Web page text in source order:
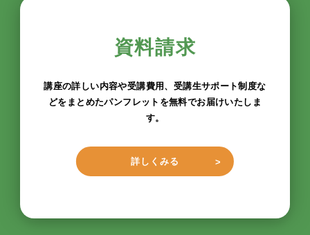
資料請求
講座の詳しい内容や受講費用、受講生サポート制度な
どをまとめたパンフレットを無料でお届けいたしま
す。
詳しくみる